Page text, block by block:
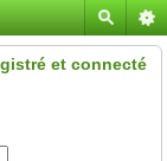
et connecté